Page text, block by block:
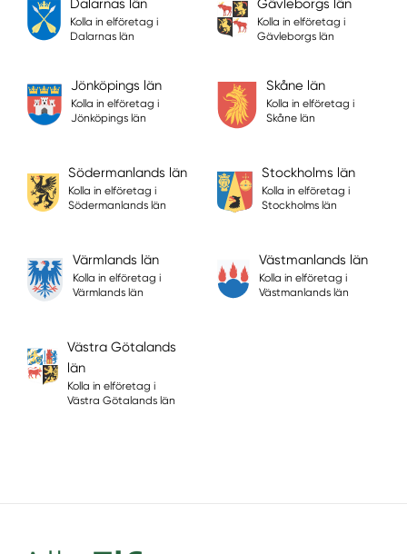
Dalarnas län
Kolla in elföretag i
Dalarnas län
Gävleborgs län
Kolla in elföretag i
Gävleborgs län
Jönköpings län
Kolla in elföretag i
Jönköpings län
Skåne län
Kolla in elföretag i
Skåne län
Södermanlands län
Kolla in elföretag i
Södermanlands län
Stockholms län
Kolla in elföretag i
Stockholms län
Värmlands län
Kolla in elföretag i
Värmlands län
Västmanlands län
Kolla in elföretag i
Västmanlands län
Västra Götalands
län
Kolla in elföretag i
Västra Götalands län